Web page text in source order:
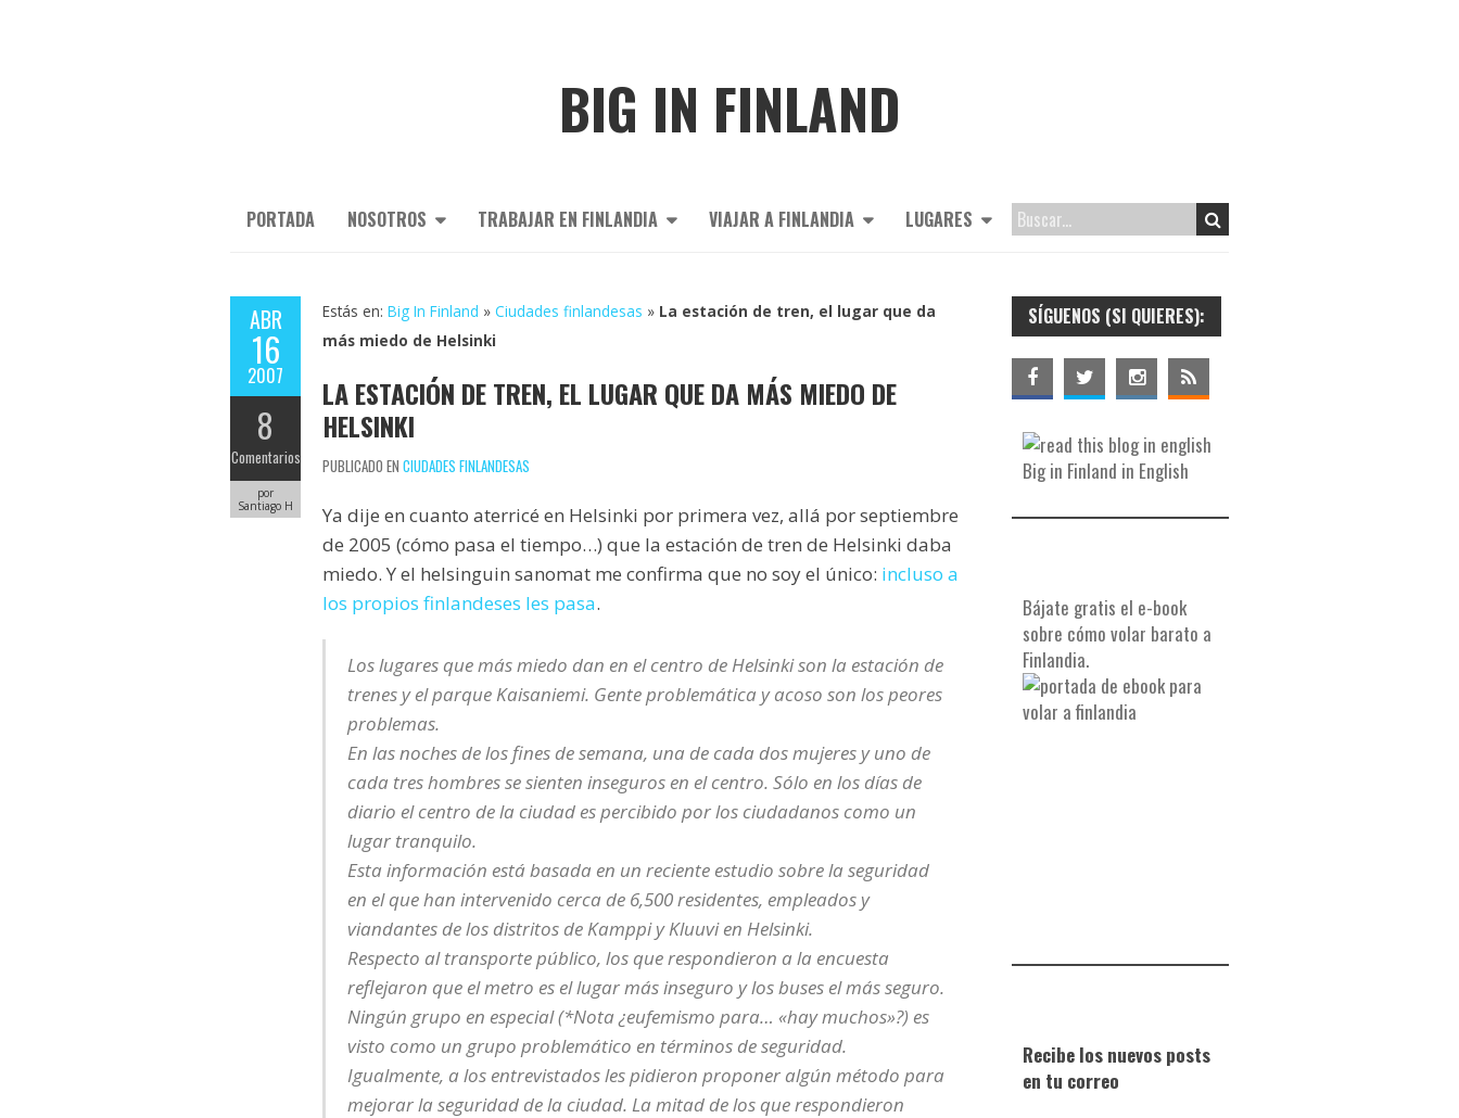
BIG IN FINLAND
PORTADA NOSOTROS TRABAJAR EN FINLANDIA VIAJAR A FINLANDIA LUGARES
ABR
16
2007
8
Comentarios
por
Santiago H
Estás en: Big In Finland » Ciudades finlandesas » La estación de tren, el lugar que da
más miedo de Helsinki
LA ESTACIÓN DE TREN, EL LUGAR QUE DA MÁS MIEDO DE
HELSINKI
PUBLICADO EN CIUDADES FINLANDESAS
Ya dije en cuanto aterricé en Helsinki por primera vez, allá por septiembre
de 2005 (cómo pasa el tiempo…) que la estación de tren de Helsinki daba
miedo. Y el helsinguin sanomat me confirma que no soy el único: incluso a
los propios finlandeses les pasa.
Los lugares que más miedo dan en el centro de Helsinki son la estación de
trenes y el parque Kaisaniemi. Gente problemática y acoso son los peores
problemas.
En las noches de los fines de semana, una de cada dos mujeres y uno de
cada tres hombres se sienten inseguros en el centro. Sólo en los días de
diario el centro de la ciudad es percibido por los ciudadanos como un
lugar tranquilo.
Esta información está basada en un reciente estudio sobre la seguridad
en el que han intervenido cerca de 6,500 residentes, empleados y
viandantes de los distritos de Kamppi y Kluuvi en Helsinki.
Respecto al transporte público, los que respondieron a la encuesta
reflejaron que el metro es el lugar más inseguro y los buses el más seguro.
Ningún grupo en especial (*Nota ¿eufemismo para… «hay muchos»?) es
visto como un grupo problemático en términos de seguridad.
Igualmente, a los entrevistados les pidieron proponer algún método para
mejorar la seguridad de la ciudad. La mitad de los que respondieron
SÍGUENOS (SI QUIERES):
Big in Finland in English
Bájate gratis el e-book
sobre cómo volar barato a
Finlandia.
Recibe los nuevos posts
en tu correo